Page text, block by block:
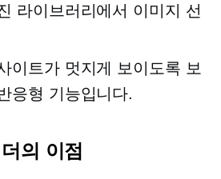
라이브러리에서 이미지 선
이트가 멋지게 보이도록 보
응형 기능입니다.
의 이점